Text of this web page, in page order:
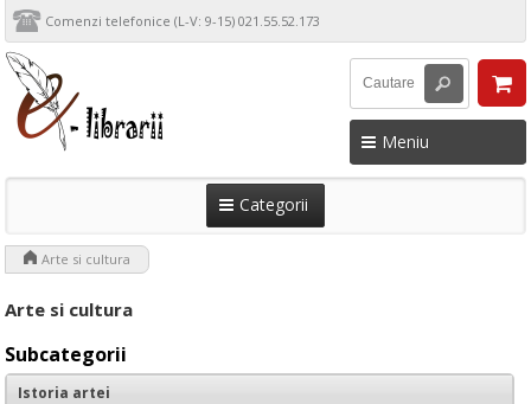
Comenzi telefonice (L-V: 9-15) 021.55.52.173
Meniu
Categorii
Arte si cultura
Arte si cultura
Subcategorii
Istoria artei